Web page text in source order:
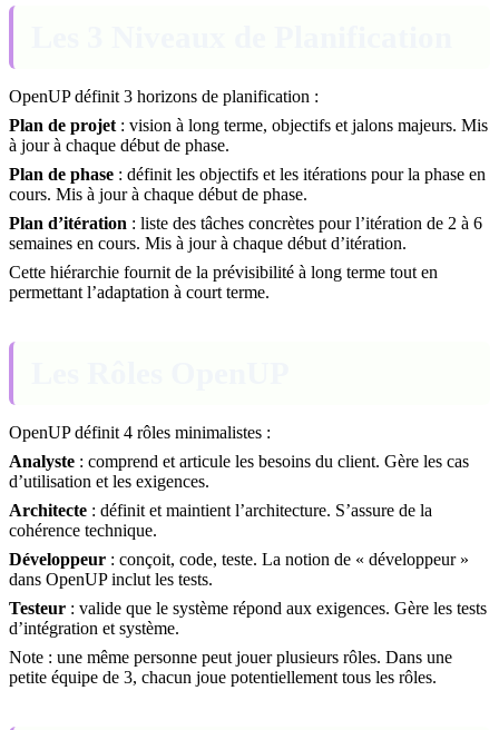
OpenUP définit 3 horizons de planification :
Plan de projet : vision à long terme, objectifs et jalons majeurs. Mis
à jour à chaque début de phase.
Plan de phase : définit les objectifs et les itérations pour la phase en
cours. Mis à jour à chaque début de phase.
Plan d’itération : liste des tâches concrètes pour l’itération de 2 à 6
semaines en cours. Mis à jour à chaque début d’itération.
Cette hiérarchie fournit de la prévisibilité à long terme tout en
permettant l’adaptation à court terme.
OpenUP définit 4 rôles minimalistes :
Analyste : comprend et articule les besoins du client. Gère les cas
d’utilisation et les exigences.
Architecte : définit et maintient l’architecture. S’assure de la
cohérence technique.
Développeur : conçoit, code, teste. La notion de « développeur »
dans OpenUP inclut les tests.
Testeur : valide que le système répond aux exigences. Gère les tests
d’intégration et système.
Note : une même personne peut jouer plusieurs rôles. Dans une
petite équipe de 3, chacun joue potentiellement tous les rôles.